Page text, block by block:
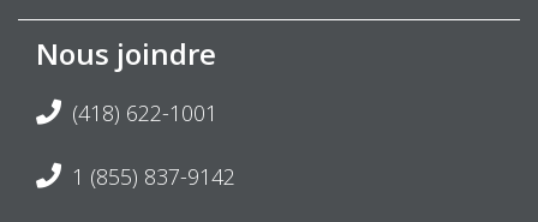
Nous joindre
(418) 622-1001
1 (855) 837-9142